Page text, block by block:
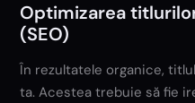
Optimizarea
(SEO)
În rezultatele organice,
ta. Acestea trebuie să fie